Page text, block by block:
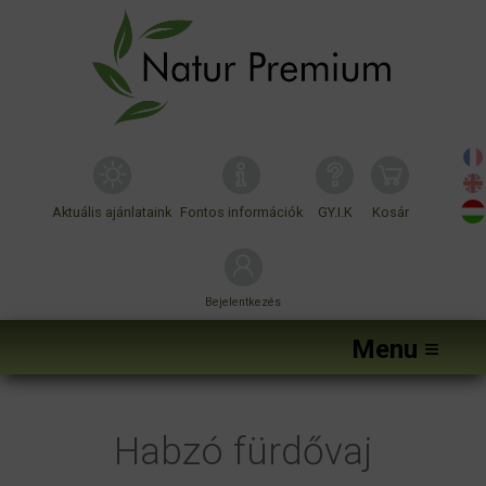
Aktuális ajánlataink Fontos információk GY.I.K Kosár
Bejelentkezés
Menu ≡
Habzó fürdővaj